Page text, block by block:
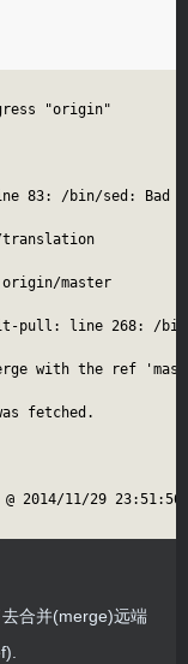
"origin"
83: /bin/sed: Bad
translation
master
pull: line 268: /
with the ref
fetched.
@ 2014/11/29
合并(merge)远端